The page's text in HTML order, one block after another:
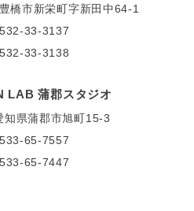
橋市新栄町字新田中64-1
33-3137
33-3138
LAB 蒲郡スタジオ
知県蒲郡市旭町15-3
65-7557
65-7447